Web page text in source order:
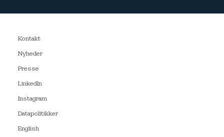
Kontakt
Nyheder
Presse
LinkedIn
Instagram
Datapolitikker
English